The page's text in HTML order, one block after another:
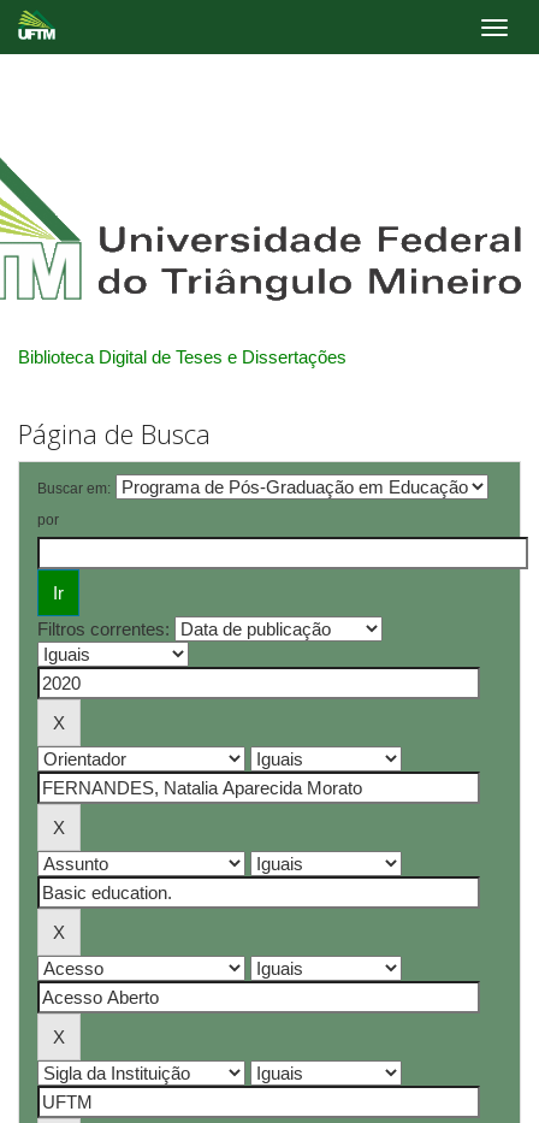
Biblioteca Digital de Teses e Dissertações
Página de Busca
Buscar em:
por
Filtros correntes: